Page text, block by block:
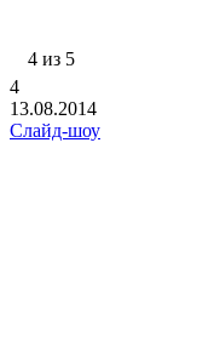
4 из 5
4
13.08.2014
Слайд-шоу